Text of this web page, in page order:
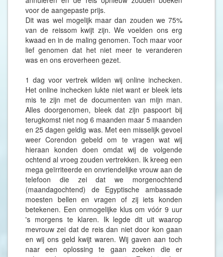
voor de aangepaste prijs.
Dit was wel mogelijk maar dan zouden we 75%
van de reissom kwijt zijn. We voelden ons erg
kwaad en in de maling genomen. Toch maar voor
lief genomen dat het niet meer te veranderen
was en ons eroverheen gezet.
1 dag voor vertrek wilden wij online inchecken.
Het online inchecken lukte niet want er bleek iets
mis te zijn met de documenten van mijn man.
Alles doorgenomen, bleek dat zijn paspoort bij
terugkomst niet nog 6 maanden maar 5 maanden
en 25 dagen geldig was. Met een misselijk gevoel
weer Corendon gebeld om te vragen wat wij
hieraan konden doen omdat wij de volgende
ochtend al vroeg zouden vertrekken. Ik kreeg een
mega geïrriteerde en onvriendelijke vrouw aan de
telefoon die zei dat we morgenochtend
(maandagochtend) de Egyptische ambassade
moesten bellen en vragen of zij iets konden
betekenen. Een onmogelijke klus om vóór 9 uur
's morgens te klaren. Ik legde dit uit waarop
mevrouw zei dat de reis dan niet door kon gaan
en wij ons geld kwijt waren. Wij gaven aan toch
naar een oplossing te gaan zoeken die er